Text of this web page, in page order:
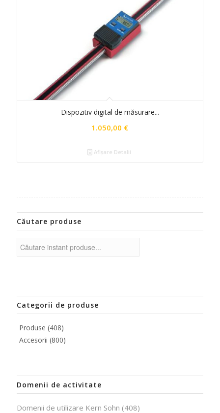
Dispozitiv digital de măsurare...
1.050,00 €
Afișare Detalii
Căutare produse
Categorii de produse
Produse (408)
Accesorii (800)
Domenii de activitate
Domenii de utilizare Kern Sohn (408)